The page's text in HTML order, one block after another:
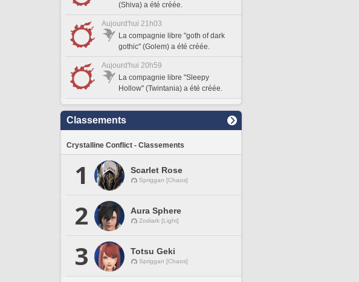
(Shiva) a été créée.
Aujourd'hui 21h03
La compagnie libre "goth of dark
gothic" (Golem) a été créée.
Aujourd'hui 20h59
La compagnie libre "Sleepy
Hollow" (Twintania) a été créée.
Classements
Crystalline Conflict - Classements
1 Scarlet Rose
Spriggan [Chaos]
2 Aura Sphere
Zodiark [Light]
3 Totsu Geki
Spriggan [Chaos]